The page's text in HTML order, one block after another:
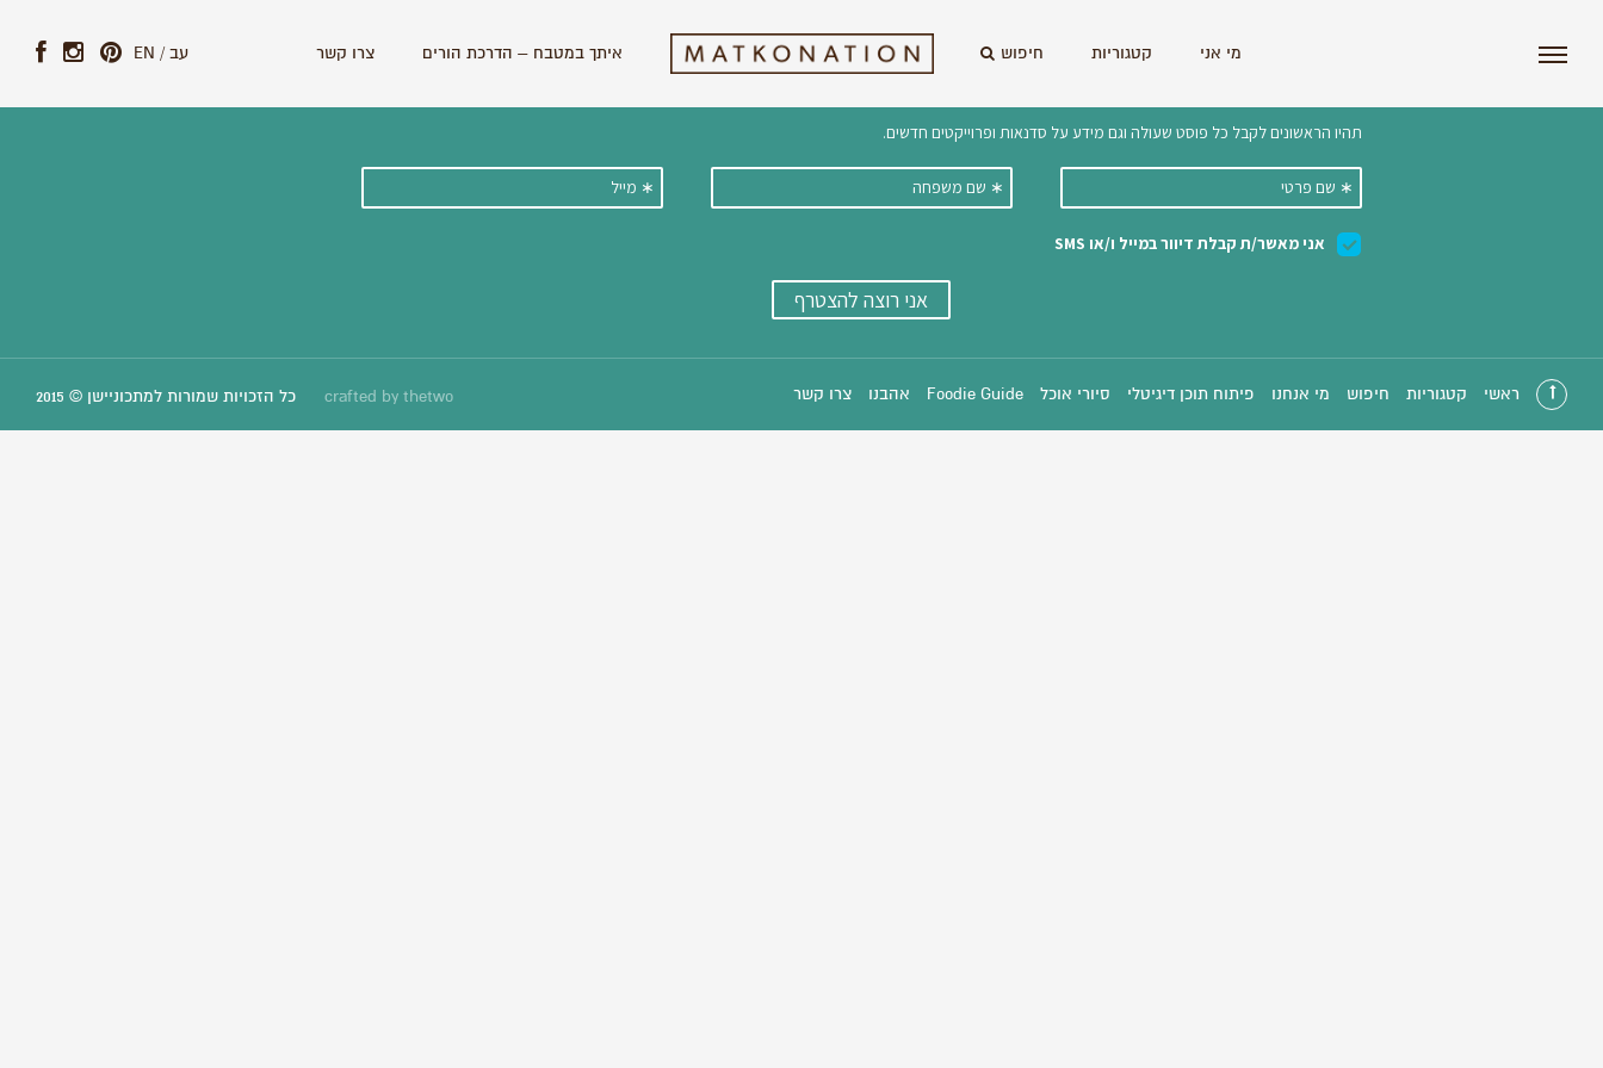
מי אני קטגוריות חיפוש איתך במטבח – הדרכת הורים צרו קשר EN / עב
הצטרפו לניוזלטר שלנו וקבלו ישירות למייל עדכונים על מתכונים וסיפורים חדשים:
ראשי קטגוריות חיפוש מי אנחנו פיתוח תוכן דיגיטלי סיורי אוכל Foodie Guide אהבנו צרו קשר crafted by thetwo כל הזכויות שמורות למתכוניישן © 2015